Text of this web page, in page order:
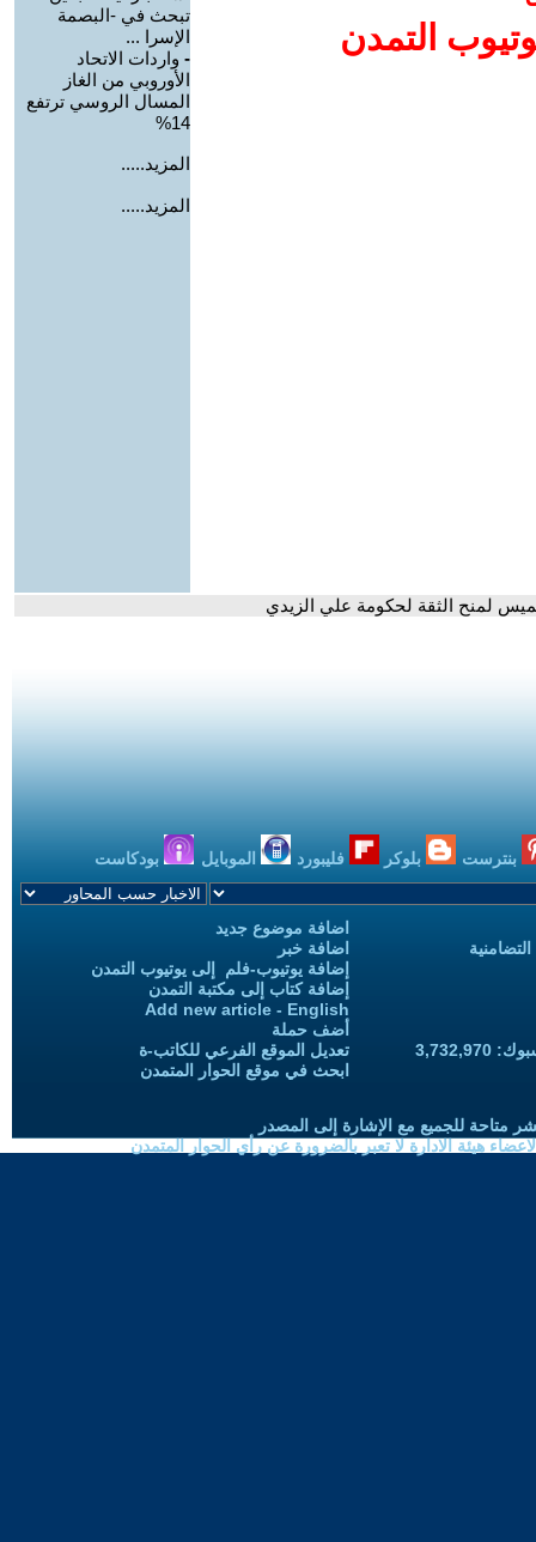
التمدن
تبحث في -البصمة
الإسرا ...
- واردات الاتحاد
الأوروبي من الغاز
المسال الروسي ترتفع
14%
المزيد.....
المزيد.....
لمنح الثقة لحكومة علي الزيدي
بنترست بلوكر فليبورد الموبايل بودكاست
اضافة موضوع جديد
اضافة خبر
إضافة يوتيوب-فلم إلى يوتيوب التمدن
إضافة كتاب إلى مكتبة التمدن
Add new article - English
أضف حملة
تعديل الموقع الفرعي للكاتب-ة
ابحث في موقع الحوار المتمدن
متاحة للجميع مع الإشارة إلى المصدر
هيئة الادارة لا تعبر بالضرورة عن رأي الحوار المتمدن